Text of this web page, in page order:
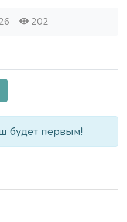
202
будет первым!